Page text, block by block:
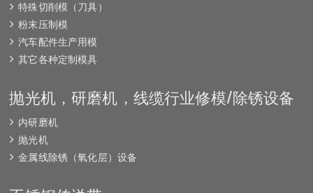
特殊切削模（刀具）
粉末压制模
汽车配件生产用模
其它各种定制模具
抛光机，研磨机，线缆行业修模/除锈设备
内研磨机
抛光机
金属线除锈（氧化层）设备